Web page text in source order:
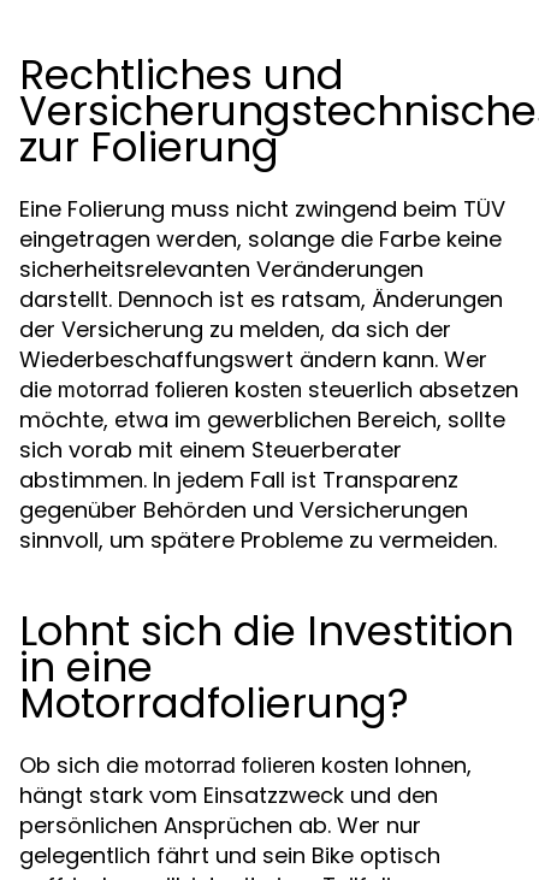
Rechtliches und
zur Folierung
Eine Folierung muss nicht zwingend beim TÜV
eingetragen werden, solange die Farbe keine
sicherheitsrelevanten Veränderungen
darstellt. Dennoch ist es ratsam, Änderungen
der Versicherung zu melden, da sich der
Wiederbeschaffungswert ändern kann. Wer
die motorrad folieren kosten steuerlich absetzen
möchte, etwa im gewerblichen Bereich, sollte
sich vorab mit einem Steuerberater
abstimmen. In jedem Fall ist Transparenz
gegenüber Behörden und Versicherungen
sinnvoll, um spätere Probleme zu vermeiden.
Lohnt sich die Investition
in eine
Motorradfolierung?
Ob sich die motorrad folieren kosten lohnen,
hängt stark vom Einsatzzweck und den
persönlichen Ansprüchen ab. Wer nur
gelegentlich fährt und sein Bike optisch